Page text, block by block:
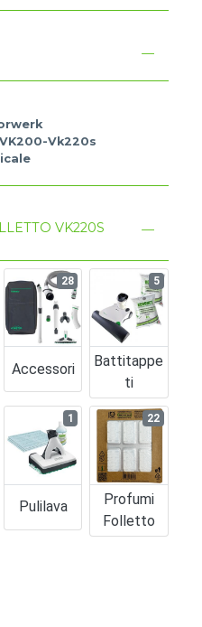
Vk220s
VK220S
Accessori
28
Battitappe
Ti
5
Pulilava
1
Profumi
Folletto
22